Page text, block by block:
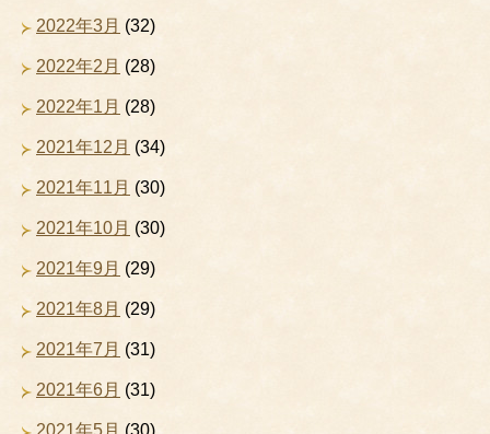
2022年3月 (32)
2022年2月 (28)
2022年1月 (28)
2021年12月 (34)
2021年11月 (30)
2021年10月 (30)
2021年9月 (29)
2021年8月 (29)
2021年7月 (31)
2021年6月 (31)
2021年5月 (30)